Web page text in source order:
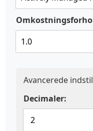
Avancerede
Decimaler: